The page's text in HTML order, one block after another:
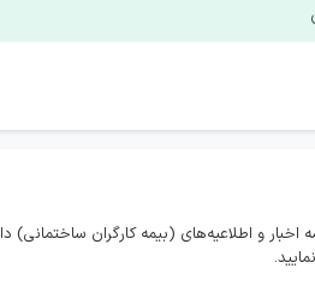
و اطلاعیه‌های (بیمه کارگران ساختمانی)